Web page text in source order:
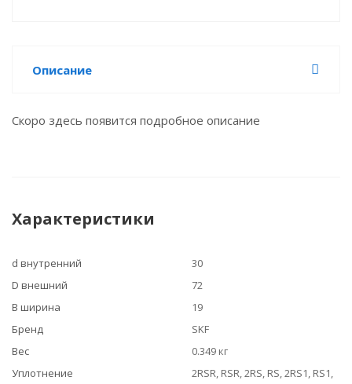
Описание
Скоро здесь появится подробное описание
Характеристики
d внутренний
30
D внешний
72
B ширина
19
Бренд
SKF
Вес
0.349 кг
Уплотнение
2RSR, RSR, 2RS, RS, 2RS1, RS1,